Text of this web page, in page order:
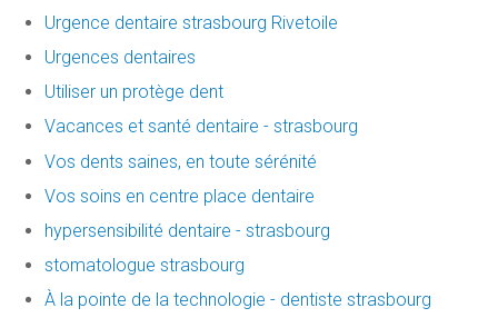
Urgence dentaire strasbourg Rivetoile
Urgences dentaires
Utiliser un protège dent
Vacances et santé dentaire - strasbourg
Vos dents saines, en toute sérénité
Vos soins en centre place dentaire
hypersensibilité dentaire - strasbourg
stomatologue strasbourg
À la pointe de la technologie - dentiste strasbourg